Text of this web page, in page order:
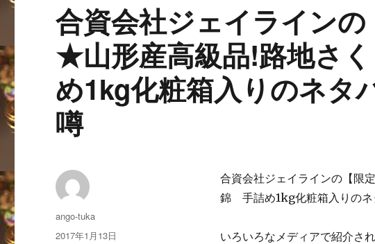
合資会社ジェイライン
★山形産高級品!路地さ
め1kg化粧箱入りのネタ
噂
合資会社ジェイラインの【限
錦 手詰め1kg化粧箱入りのネ
いろいろなメディアで紹介さ
投
稿
ango-tuka
投
2017年1月13日